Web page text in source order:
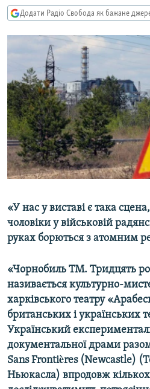
УКРАЇНА
СХЕМИ
КИТАЙ.ВИКЛИКИ
МУЛЬТИМЕДІА
ФОТО
СПЕЦПРОЄКТИ
ПОДКАСТИ
КРИМ РЕАЛІЇ
РУС
УКР
КТАТ
Усі сайти RFE/RL
Додати Радіо Свобода як бажане
«У нас у виставі є така
чоловіки у військовій
руках борються з атомним
«Чорнобиль TM. Тридцять
називається культурно-
харківського театру
британських і українських
Український
документальної драми
Sans Frontières (Newcastle)
Ньюкасла) впродовж кількох